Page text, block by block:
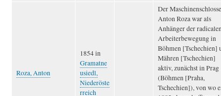
Roza, Anton
1854 in
Gramatne
usiedl,
Niederöste
rreich
Der
Anton Roza war als
Anhänger der
Arbeiterbewegung in
Böhmen [Tschechien]
Mähren [Tschechien]
aktiv, zunächst in Prag
(Böhmen [Praha,
Tschechien]), von wo